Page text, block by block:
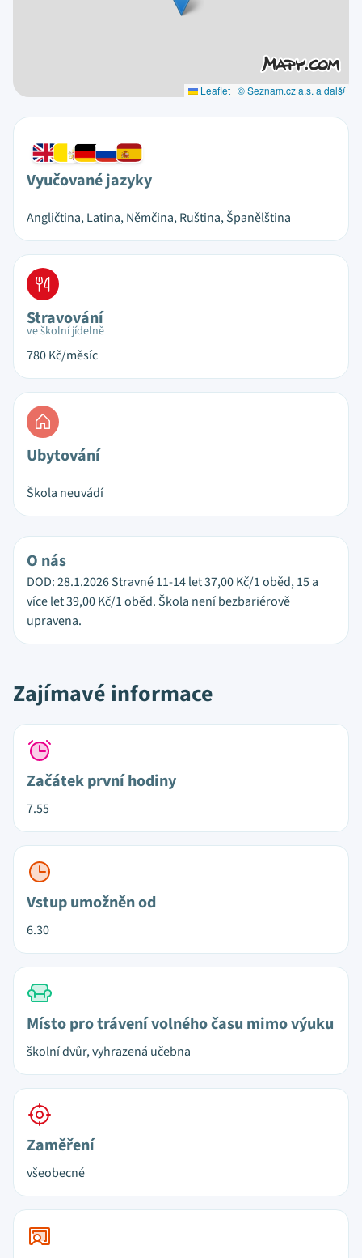
Leaflet | © Seznam.cz a.s. a další
Vyučované jazyky
Angličtina, Latina, Němčina, Ruština, Španělština
Stravování
ve školní jídelně
780Kč/měsíc
Ubytování
Škola neuvádí
O nás
DOD: 28.1.2026 Stravné 11-14 let 37,00 Kč/1 oběd, 15 a
více let 39,00 Kč/1 oběd. Škola není bezbariérově
upravena.
Zajímavé informace
Začátek první hodiny
7.55
Vstup umožněn od
6.30
Místo pro trávení volného času mimo výuku
školní dvůr, vyhrazená učebna
Zaměření
všeobecné